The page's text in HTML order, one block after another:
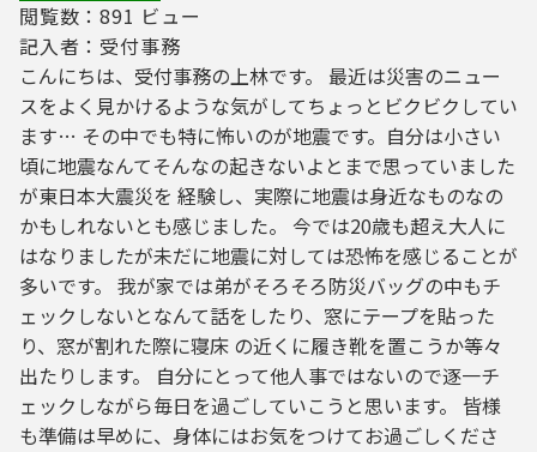
閲覧数：891 ビュー
記入者：受付事務
こんにちは、受付事務の上林です。 最近は災害のニュー
スをよく見かけるような気がしてちょっとビクビクしてい
ます… その中でも特に怖いのが地震です。自分は小さい
頃に地震なんてそんなの起きないよとまで思っていました
が東日本大震災を 経験し、実際に地震は身近なものなの
かもしれないとも感じました。 今では20歳も超え大人に
はなりましたが未だに地震に対しては恐怖を感じることが
多いです。 我が家では弟がそろそろ防災バッグの中もチ
ェックしないとなんて話をしたり、窓にテープを貼った
り、窓が割れた際に寝床 の近くに履き靴を置こうか等々
出たりします。 自分にとって他人事ではないので逐一チ
ェックしながら毎日を過ごしていこうと思います。 皆様
も準備は早めに、身体にはお気をつけてお過ごしくださ